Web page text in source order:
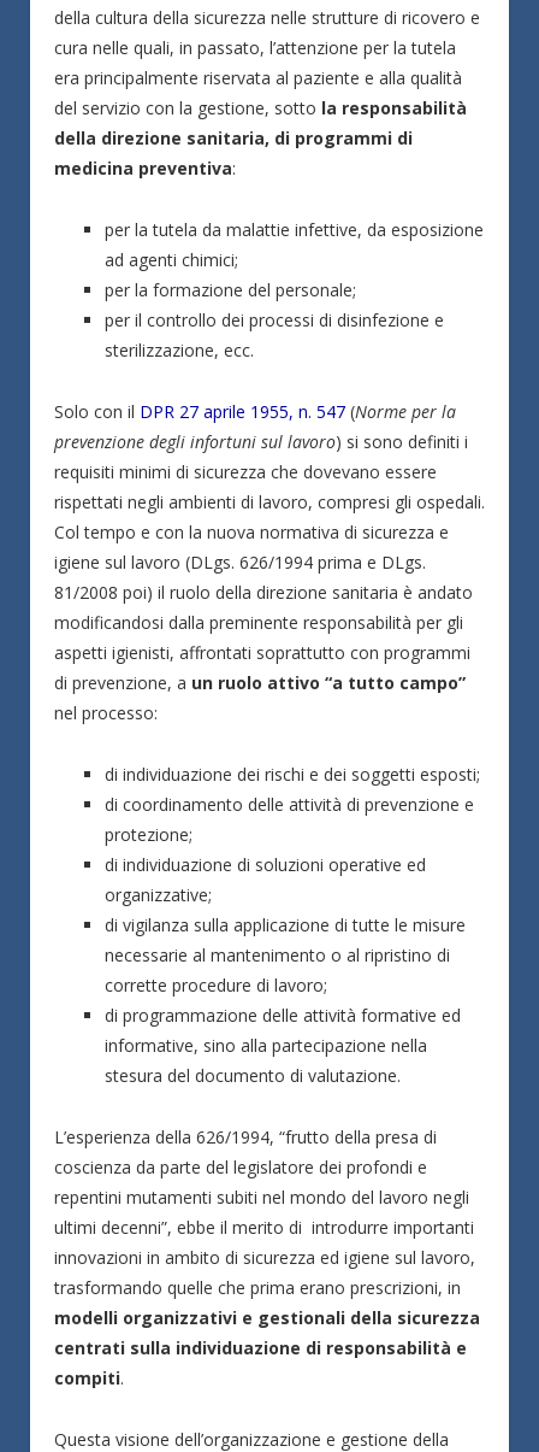
della cultura della sicurezza nelle strutture di ricovero e
cura nelle quali, in passato, l’attenzione per la tutela
era principalmente riservata al paziente e alla qualità
del servizio con la gestione, sotto la responsabilità
della direzione sanitaria, di programmi di
medicina preventiva:
per la tutela da malattie infettive, da esposizione
ad agenti chimici;
per la formazione del personale;
per il controllo dei processi di disinfezione e
sterilizzazione, ecc.
Solo con il DPR 27 aprile 1955, n. 547 (Norme per la
prevenzione degli infortuni sul lavoro) si sono definiti i
requisiti minimi di sicurezza che dovevano essere
rispettati negli ambienti di lavoro, compresi gli ospedali.
Col tempo e con la nuova normativa di sicurezza e
igiene sul lavoro (DLgs. 626/1994 prima e DLgs.
81/2008 poi) il ruolo della direzione sanitaria è andato
modificandosi dalla preminente responsabilità per gli
aspetti igienisti, affrontati soprattutto con programmi
di prevenzione, a un ruolo attivo “a tutto campo”
nel processo:
di individuazione dei rischi e dei soggetti esposti;
di coordinamento delle attività di prevenzione e
protezione;
di individuazione di soluzioni operative ed
organizzative;
di vigilanza sulla applicazione di tutte le misure
necessarie al mantenimento o al ripristino di
corrette procedure di lavoro;
di programmazione delle attività formative ed
informative, sino alla partecipazione nella
stesura del documento di valutazione.
L’esperienza della 626/1994, “frutto della presa di
coscienza da parte del legislatore dei profondi e
repentini mutamenti subiti nel mondo del lavoro negli
ultimi decenni”, ebbe il merito di introdurre importanti
innovazioni in ambito di sicurezza ed igiene sul lavoro,
trasformando quelle che prima erano prescrizioni, in
modelli organizzativi e gestionali della sicurezza
centrati sulla individuazione di responsabilità e
compiti.
Questa visione dell’organizzazione e gestione della